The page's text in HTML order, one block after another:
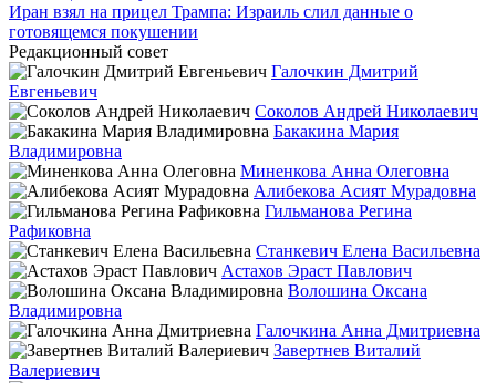
Иран взял на прицел Трампа: Израиль слил данные о
готовящемся покушении
Редакционный совет
Галочкин Дмитрий
Евгеньевич
Соколов Андрей Николаевич
Бакакина Мария
Владимировна
Миненкова Анна Олеговна
Алибекова Асият Мурадовна
Гильманова Регина
Рафиковна
Станкевич Елена Васильевна
Астахов Эраст Павлович
Волошина Оксана
Владимировна
Галочкина Анна Дмитриевна
Завертнев Виталий
Валериевич